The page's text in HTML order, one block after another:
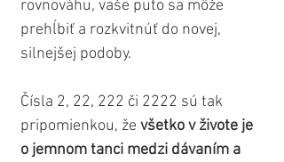
rovnováhu, vaše puto sa môže
prehĺbiť a rozkvitnúť do novej,
silnejšej podoby.
Čísla 2, 22, 222 či 2222 sú tak
pripomienkou, že všetko v živote je
o jemnom tanci medzi dávaním a